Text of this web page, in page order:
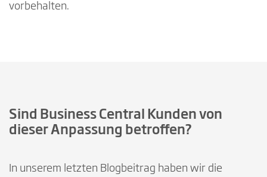
vorbehalten.
Sind Business Central Kunden von
dieser Anpassung betroffen?
In unserem letzten Blogbeitrag haben wir die